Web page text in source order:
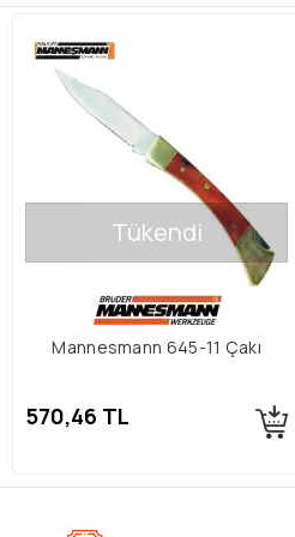
Tükendi
Mannesmann 645-11 Çakı
570,46 TL